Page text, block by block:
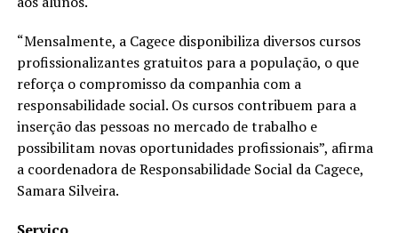
“Mensalmente, a Cagece disponibiliza diversos cursos
profissionalizantes gratuitos para a população, o que
reforça o compromisso da companhia com a
responsabilidade social. Os cursos contribuem para a
inserção das pessoas no mercado de trabalho e
possibilitam novas oportunidades profissionais”, afirma
a coordenadora de Responsabilidade Social da Cagece,
Samara Silveira.
Serviço